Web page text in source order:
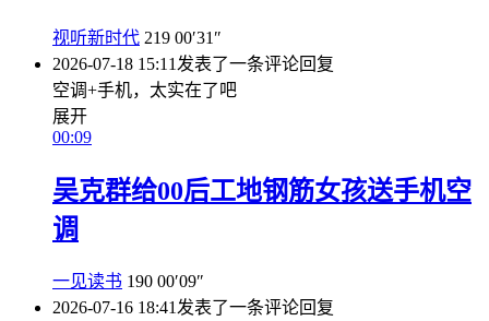
视听新时代 219 00′31″
2026-07-18 15:11 发表了一条评论回复
空调+手机，太实在了吧
展开
00:09
吴克群给00后工地钢筋女孩送手机空
调
一见读书 190 00′09″
2026-07-16 18:41发表了一条评论回复